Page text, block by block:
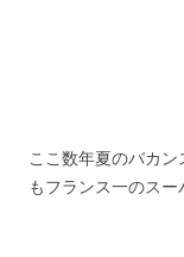
ここ数年夏のバカ
もフランス一のス